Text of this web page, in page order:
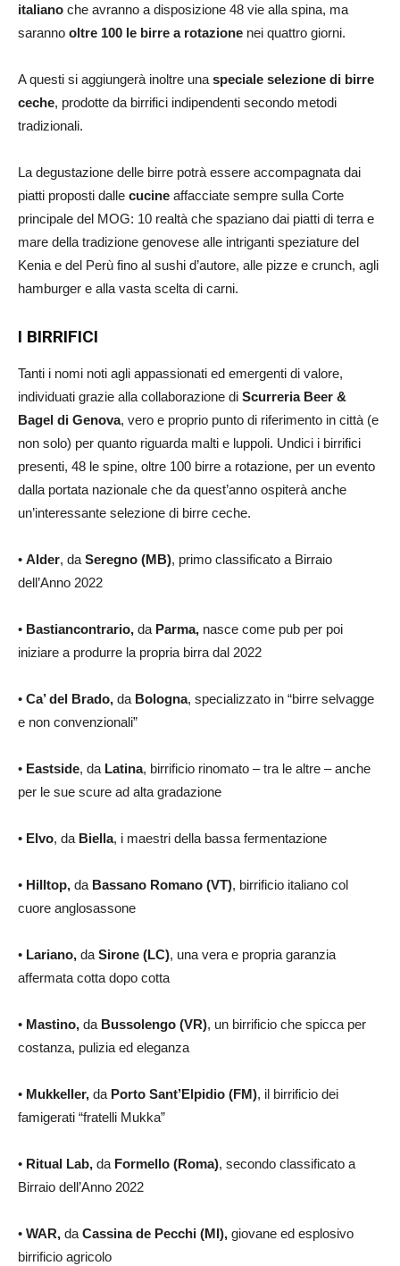
italiano che avranno a disposizione 48 vie alla spina, ma
saranno oltre 100 le birre a rotazione nei quattro giorni.
A questi si aggiungerà inoltre una speciale selezione di birre
ceche, prodotte da birrifici indipendenti secondo metodi
tradizionali.
La degustazione delle birre potrà essere accompagnata dai
piatti proposti dalle cucine affacciate sempre sulla Corte
principale del MOG: 10 realtà che spaziano dai piatti di terra e
mare della tradizione genovese alle intriganti speziature del
Kenia e del Perù fino al sushi d’autore, alle pizze e crunch, agli
hamburger e alla vasta scelta di carni.
I BIRRIFICI
Tanti i nomi noti agli appassionati ed emergenti di valore,
individuati grazie alla collaborazione di Scurreria Beer &
Bagel di Genova, vero e proprio punto di riferimento in città (e
non solo) per quanto riguarda malti e luppoli. Undici i birrifici
presenti, 48 le spine, oltre 100 birre a rotazione, per un evento
dalla portata nazionale che da quest’anno ospiterà anche
un’interessante selezione di birre ceche.
• Alder, da Seregno (MB), primo classificato a Birraio
dell’Anno 2022
• Bastiancontrario, da Parma, nasce come pub per poi
iniziare a produrre la propria birra dal 2022
• Ca’ del Brado, da Bologna, specializzato in “birre selvagge
e non convenzionali”
• Eastside, da Latina, birrificio rinomato – tra le altre – anche
per le sue scure ad alta gradazione
• Elvo, da Biella, i maestri della bassa fermentazione
• Hilltop, da Bassano Romano (VT), birrificio italiano col
cuore anglosassone
• Lariano, da Sirone (LC), una vera e propria garanzia
affermata cotta dopo cotta
• Mastino, da Bussolengo (VR), un birrificio che spicca per
costanza, pulizia ed eleganza
• Mukkeller, da Porto Sant’Elpidio (FM), il birrificio dei
famigerati “fratelli Mukka”
• Ritual Lab, da Formello (Roma), secondo classificato a
Birraio dell’Anno 2022
• WAR, da Cassina de Pecchi (MI), giovane ed esplosivo
birrificio agricolo